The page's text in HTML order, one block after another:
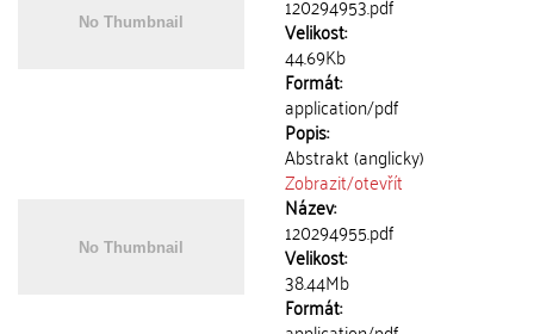
Velikost:
44.69Kb
Formát:
application/pdf
Popis:
Abstrakt (anglicky)
Zobrazit/otevřít
Název:
120294955.pdf
Velikost:
38.44Mb
Formát: